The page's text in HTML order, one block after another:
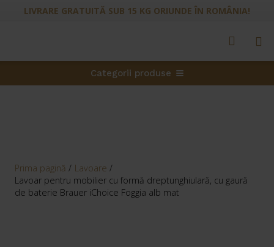
LIVRARE GRATUITĂ SUB 15 KG ORIUNDE ÎN ROMÂNIA!
Categorii produse
Prima pagină / Lavoare /
Lavoar pentru mobilier cu formă dreptunghiulară, cu gaură
de baterie Brauer iChoice Foggia alb mat